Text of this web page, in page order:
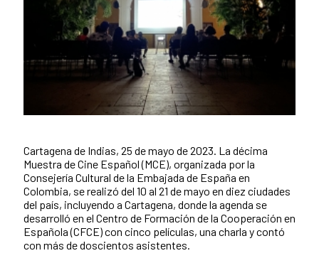
Contenido de la noticia
Cartagena de Indias, 25 de mayo de 2023. La décima
Muestra de Cine Español (MCE), organizada por la
Consejería Cultural de la Embajada de España en
Colombia, se realizó del 10 al 21 de mayo en diez ciudades
del país, incluyendo a Cartagena, donde la agenda se
desarrolló en el Centro de Formación de la Cooperación en
Española (CFCE) con cinco películas, una charla y contó
con más de doscientos asistentes.